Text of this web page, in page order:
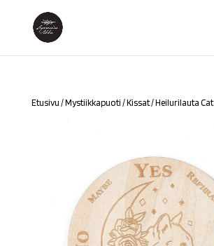
Etusivu /Mystiikkapuoti /Kissat/ Heilurilauta Cat